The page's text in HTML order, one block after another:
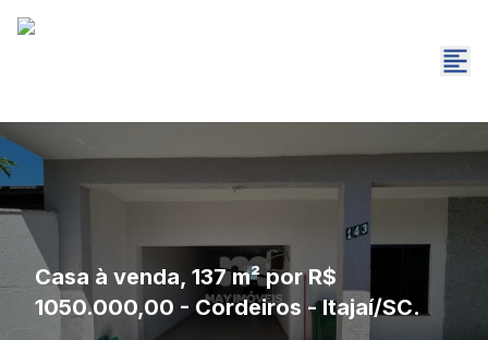
Casa à venda, 137 m² por R$
1050.000,00 - Cordeiros - Itajaí/SC.